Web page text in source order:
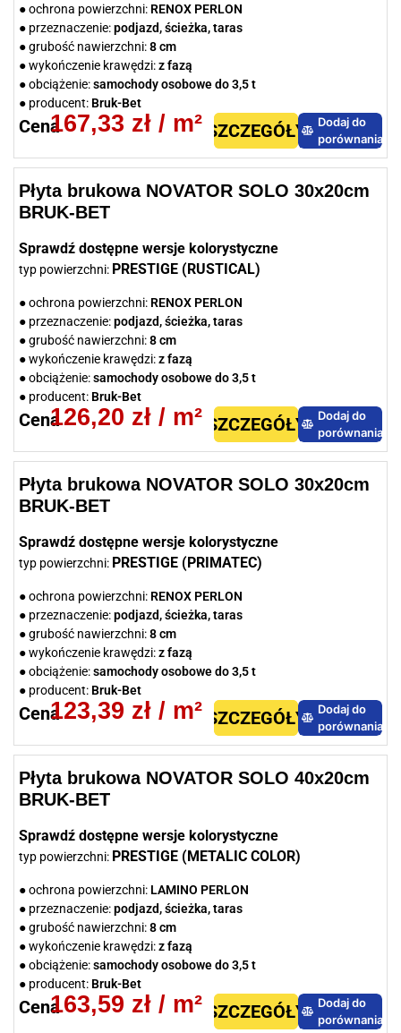
● ochrona powierzchni: RENOX PERLON
● przeznaczenie:podjazd, ścieżka, taras
● grubość nawierzchni:8 cm
● wykończenie krawędzi:z fazą
● obciążenie:samochody osobowe do 3,5 t
● producent: Bruk-Bet
Cena167,33 zł / m² SZCZEGÓŁY
Dodaj do
porównania
Płyta brukowa NOVATOR SOLO 30x20cm
BRUK-BET
Sprawdź dostępne wersje kolorystyczne
typ powierzchni: PRESTIGE (RUSTICAL)
● ochrona powierzchni: RENOX PERLON
● przeznaczenie:podjazd, ścieżka, taras
● grubość nawierzchni:8 cm
● wykończenie krawędzi:z fazą
● obciążenie:samochody osobowe do 3,5 t
● producent: Bruk-Bet
Cena126,20 zł / m² SZCZEGÓŁY
Dodaj do
porównania
Płyta brukowa NOVATOR SOLO 30x20cm
BRUK-BET
Sprawdź dostępne wersje kolorystyczne
typ powierzchni: PRESTIGE (PRIMATEC)
● ochrona powierzchni: RENOX PERLON
● przeznaczenie:podjazd, ścieżka, taras
● grubość nawierzchni:8 cm
● wykończenie krawędzi:z fazą
● obciążenie:samochody osobowe do 3,5 t
● producent: Bruk-Bet
Cena123,39 zł / m² SZCZEGÓŁY
Dodaj do
porównania
Płyta brukowa NOVATOR SOLO 40x20cm
BRUK-BET
Sprawdź dostępne wersje kolorystyczne
typ powierzchni: PRESTIGE (METALIC COLOR)
● ochrona powierzchni: LAMINO PERLON
● przeznaczenie:podjazd, ścieżka, taras
● grubość nawierzchni:8 cm
● wykończenie krawędzi:z fazą
● obciążenie:samochody osobowe do 3,5 t
● producent: Bruk-Bet
Cena163,59 zł / m² SZCZEGÓŁY
Dodaj do
porównania